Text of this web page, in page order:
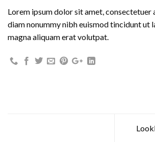
Lorem ipsum dolor sit amet, consectetuer
diam nonummy nibh euismod tincidunt ut
magna aliquam erat volutpat.